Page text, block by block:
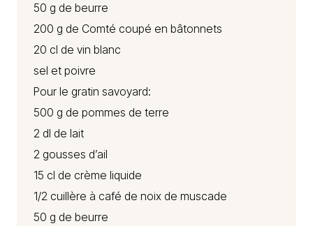
50 g de beurre
200 g de Comté coupé en bâtonnets
20 cl de vin blanc
sel et poivre
Pour le gratin savoyard:
500 g de pommes de terre
2 dl de lait
2 gousses d’ail
15 cl de crème liquide
1/2 cuillère à café de noix de muscade
50 g de beurre